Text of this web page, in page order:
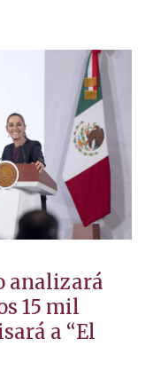
analizará
15 mil
a “El